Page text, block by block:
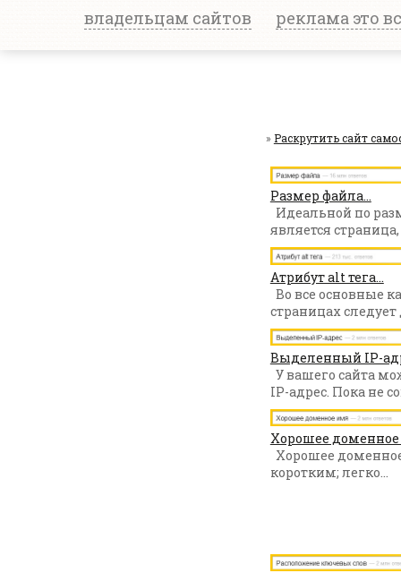
владельцам сайтов реклама это
» Раскрутить сайт
Размер файла...
Идеальной по
является страница,
Атрибут alt тега...
Во все основные
страницах следует
Выделенный IP-
У вашего сайта
IP-адрес. Пока не
Хорошее доменное
Хорошее
коротким; легко...